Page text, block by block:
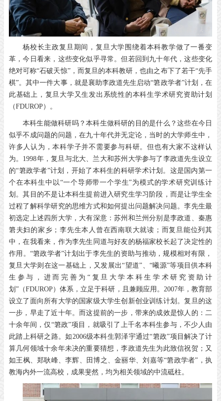
杨校长主政复旦期间，复旦大学围绕着本科教学做了一番变
革，今日看来，这些变化似乎寻常。但若回到九十年代，这些变化
绝对可称“石破天惊”，而复旦的本科教研，也由之布下了若干“先手
棋”。其中一件大事，就是襄助李政道先生启动“䇹政学者”计划，在
此基础上，复旦大学又生发出系统性的本科生学术研究资助计划
（FDUROP）。
本科生能做科研吗？本科生做科研的目的是什么？这些在今日
似乎不成问题的问题，在九十年代并无定论，当时的大学师生中，
许多人认为，本科学子并不需要参与科研。但也有大家不这样认
为。1998年，复旦与北大、兰大和苏州大学参与了李政道先生设立
的“䇹政学者”计划，开始了本科生的科研学术计划。这是国内第一
个在本科生中以“一个导师带一个学生”为模式的学术研究训练计
划。其目的不是让本科生提前进入研究生学习阶段，而是让学生全
过程了解科学研究的思维方式和如何提出问题解决问题。李先生最
初选定上述四所大学，大有深意：苏州和兰州分别是李政道、秦惠
䇹夫妇的家乡；李先生本人曾在西南联大就读；而复旦能位列其
中，在我看来，作为李先生同道与好友的杨福家校长起了决定性的
作用。“䇹政学者”计划出于李先生的资助与推动，规模相对有限，
复旦大学则在这一基础上，又发展出“望道”、“曦源”等项目供本科
生参与，进而完善为“复旦大学本科生学术研究资助计
划”（FDUROP）体系，立足于科研，且兼顾应用。2007年，教育部
设立了面向所有大学的国家级大学生创新创业训练计划。复旦的这
一步，早走了近十年。而这提前的一步，带来的成效是惊人的：二
十余年间，仅“䇹政”项目，就吸引了上千名本科生参与，不少人由
此踏上科研之路。如2006级本科生郭泽宇通过“䇹政”项目解决了计
算几何领域十余年未决的重要猜想，李政道先生为此致信祝贺；又
如王枫、郑耿峰、李辉、田博之、金丽华、刘嘉等“䇹政学者”，执
教海内外一流高校，成果斐然，均为相关领域的中流砥柱。